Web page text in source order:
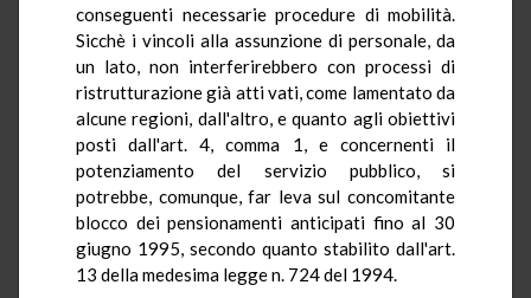
conseguenti necessarie procedure di mobilità.
Sicchè i vincoli alla assunzione di personale, da
un lato, non interferirebbero con processi di
ristrutturazione già atti vati, come lamentato da
alcune regioni, dall'altro, e quanto agli obiettivi
posti dall'art. 4, comma 1, e concernenti il
potenziamento del servizio pubblico, si
potrebbe, comunque, far leva sul concomitante
blocco dei pensionamenti anticipati fino al 30
giugno 1995, secondo quanto stabilito dall'art.
13 della medesima legge n. 724 del 1994.